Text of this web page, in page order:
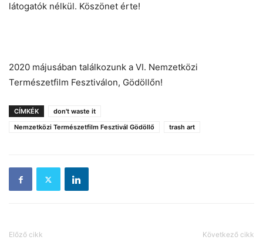
látogatók nélkül. Köszönet érte!
2020 májusában találkozunk a VI. Nemzetközi
Természetfilm Fesztiválon, Gödöllőn!
CÍMKÉK
don't waste it
Nemzetközi Természetfilm Fesztivál Gödöllő
trash art
Előző cikk Következő cikk